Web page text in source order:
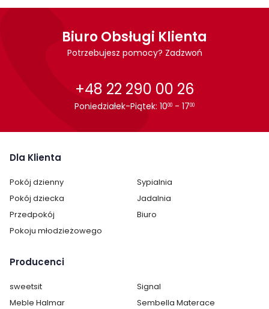
Biuro Obsługi Klienta
Potrzebujesz pomocy? Zadzwoń
+48 22 290 00 26
Poniedziałek-Piątek: 1000 - 1700
Dla Klienta
Pokój dzienny
Sypialnia
Pokój dziecka
Jadalnia
Przedpokój
Biuro
Pokoju młodzieżowego
Producenci
sweetsit
Signal
Meble Halmar
Sembella Materace